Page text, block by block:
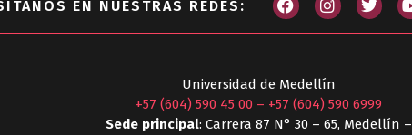
EN NUESTRAS REDES:
Universidad de Medellín
+57 (604) 590 45 00 – +57 (604) 590 6999
Sede principal: Carrera 87 N° 30 – 65, Medellín –